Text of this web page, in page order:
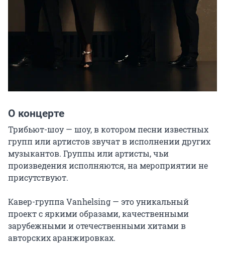
О концерте
Трибьют-шоу — шоу, в котором песни известных
групп или артистов звучат в исполнении других
музыкантов. Группы или артисты, чьи
произведения исполняются, на мероприятии не
присутствуют.
Кавер-группа Vanhelsing — это уникальный
проект с яркими образами, качественными
зарубежными и отечественными хитами в
авторских аранжировках.